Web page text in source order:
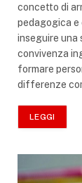
concetto di
pedagogica e
inseguire una
convivenza
formare
differenze
LEGGI